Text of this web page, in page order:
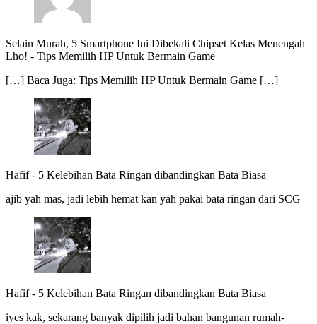
Selain Murah, 5 Smartphone Ini Dibekali Chipset Kelas Menengah
Lho! - Tips Memilih HP Untuk Bermain Game
[…] Baca Juga: Tips Memilih HP Untuk Bermain Game […]
Hafif- 5 Kelebihan Bata Ringan dibandingkan Bata Biasa
ajib yah mas, jadi lebih hemat kan yah pakai bata ringan dari SCG
Hafif- 5 Kelebihan Bata Ringan dibandingkan Bata Biasa
iyes kak, sekarang banyak dipilih jadi bahan bangunan rumah-